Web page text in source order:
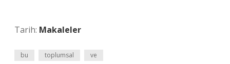
Tarih: Makaleler
bu toplumsal ve